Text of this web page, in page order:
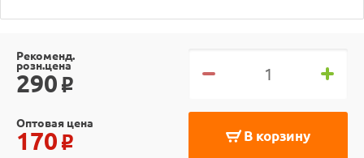
Рекоменд.
розн.цена
290 o
В корзину
Оптовая цена
170 o